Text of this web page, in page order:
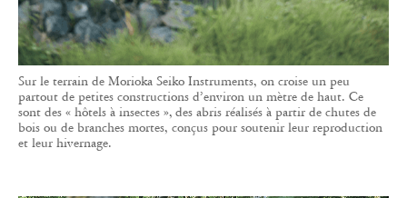
Sur le terrain de Morioka Seiko Instruments, on croise un peu
partout de petites constructions d’environ un mètre de haut. Ce
sont des « hôtels à insectes », des abris réalisés à partir de chutes de
bois ou de branches mortes, conçus pour soutenir leur reproduction
et leur hivernage.